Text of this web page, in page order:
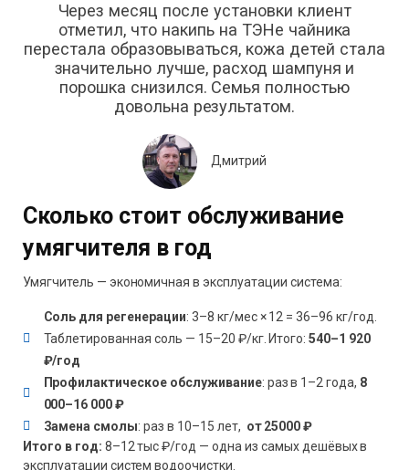
Через месяц после установки клиент
отметил, что накипь на ТЭНе чайника
перестала образовываться, кожа детей стала
значительно лучше, расход шампуня и
порошка снизился. Семья полностью
довольна результатом.
Дмитрий
Сколько стоит обслуживание
умягчителя в год
Умягчитель — экономичная в эксплуатации система:
Соль для регенерации: 3–8 кг/мес × 12 = 36–96 кг/год.
Таблетированная соль — 15–20 ₽/кг. Итого:540–1 920
₽/год
Профилактическое обслуживание: раз в 1–2 года, 8
000–16 000 ₽
Замена смолы: раз в 10–15 лет, от 25000 ₽
Итого в год: 8–12 тыс ₽/год — одна из самых дешёвых в
эксплуатации систем водоочистки.